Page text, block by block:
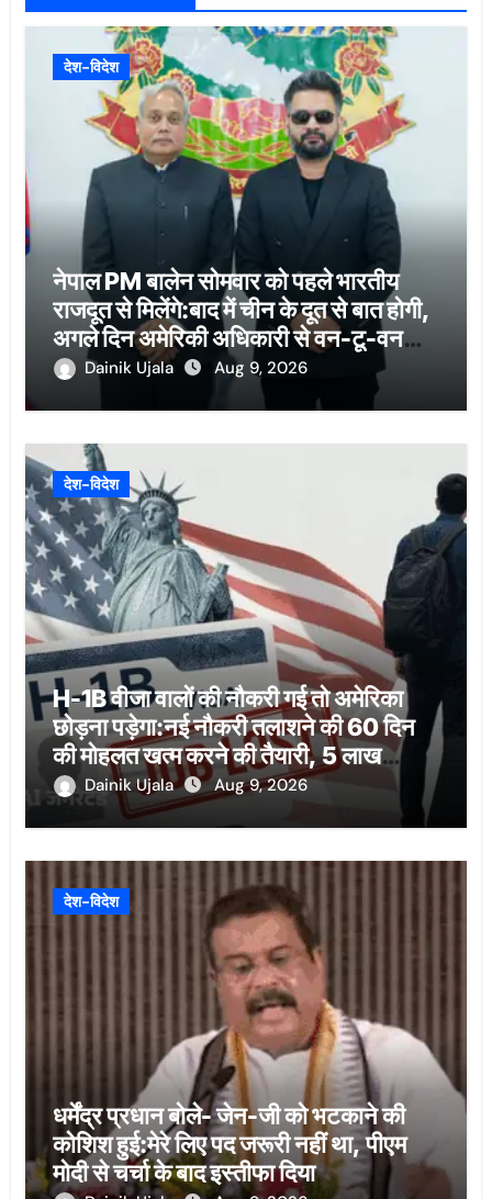
देश-विदेश
नेपाल PM बालेन सोमवार को पहले भारतीय
राजदूत से मिलेंगे:बाद में चीन के दूत से बात होगी,
अगले दिन अमेरिकी अधिकारी से वन-टू-वन
बैठकDainik Ujala Aug 9, 2026
देश-विदेश
H-1B वीजा वालों की नौकरी गई तो अमेरिका
छोड़ना पड़ेगा:नई नौकरी तलाशने की 60 दिन
की मोहलत खत्म करने की तैयारी, 5 लाख
भारतीयों पर असर
Dainik Ujala Aug 9, 2026
देश-विदेश
धर्मेंद्र प्रधान बोले- जेन-जी को भटकाने की
कोशिश हुई:मेरे लिए पद जरूरी नहीं था, पीएम
मोदी से चर्चा के बाद इस्तीफा दिया